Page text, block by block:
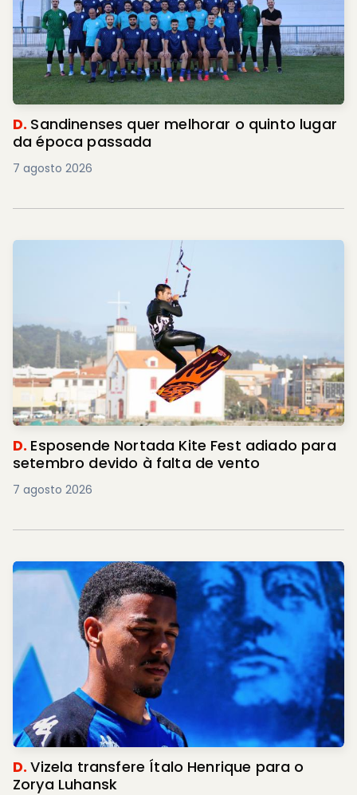
D. Sandinenses quer melhorar o quinto lugar
da época passada
7 agosto 2026
D. Esposende Nortada Kite Fest adiado para
setembro devido à falta de vento
7 agosto 2026
D.Vizela transfere Ítalo Henrique para o
Zorya Luhansk